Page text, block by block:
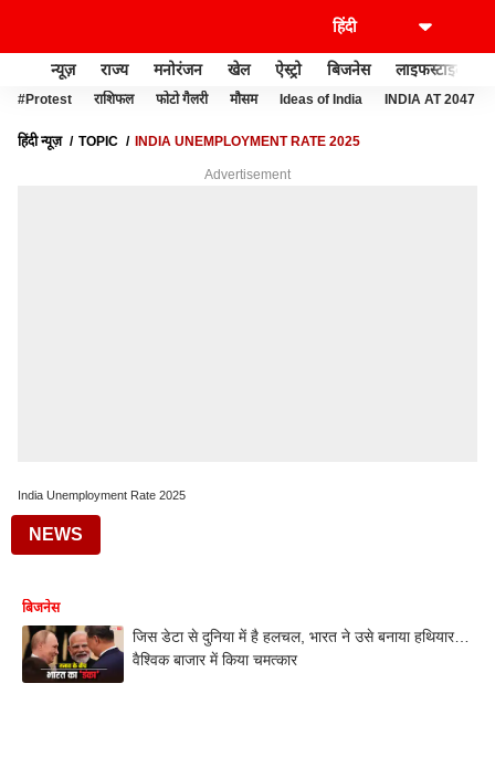
न्यूज़ राज्य मनोरंजन खेल ऐस्ट्रो बिजनेस लाइफस्टाइल
#Protest राशिफल फोटो गैलरी मौसम Ideas of India INDIA AT 2047
हिंदी न्यूज़ TOPIC INDIA UNEMPLOYMENT RATE 2025
Advertisement
India Unemployment Rate 2025
NEWS
बिजनेस
जिस डेटा से दुनिया में है हलचल, भारत ने उसे बनाया हथियार…
वैश्विक बाजार में किया चमत्कार